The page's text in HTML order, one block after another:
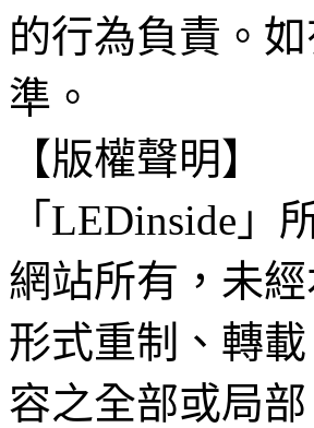
的行為負責。
準。
【版權聲明】
「LEDinside
網站所有，未
形式重制、轉
容之全部或局